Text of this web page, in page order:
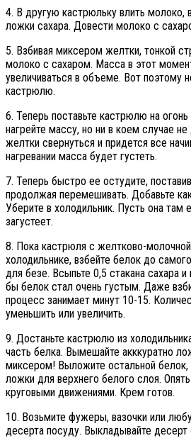
4. В другую кастрюльку влить молоко,
ложки сахара. Довести молоко с
5. Взбивая миксером желтки, тонкой
молоко с сахаром. Масса в этот
увеличиваться в объеме. Вот поэтому
кастрюлю.
6. Теперь поставьте кастрюлю на
нагрейте массу, но ни в коем случае не
желтки свернуться и придется все
нагревании масса будет густеть.
7. Теперь быстро ее остудите,
продолжая перемешивать. Добавьте
Уберите в холодильник. Пусть она там
загустеет.
8. Пока кастрюля с желтково-
холодильнике, взбейте белок до
для безе. Всыпьте 0,5 стакана сахара
бы белок стал очень густым. Даже
процесс занимает минут 10-15.
уменьшить или увеличить.
9. Достаньте кастрюлю из
часть белка. Вымешайте акккуратно
миксером! Выложите остальной белок,
ложки для верхнего белого слоя.
круговыми движениями. Крем готов.
10. Возьмите фужеры, вазочки или
десерта посуду. Выкладывайте десерт